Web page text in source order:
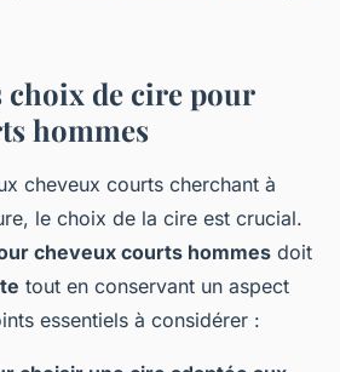
choix de cire pour
hommes
cheveux courts cherchant à
le choix de la cire est crucial.
cheveux courts hommes doit
tout en conservant un aspect
essentiels à considérer :